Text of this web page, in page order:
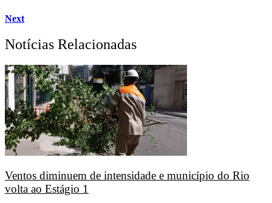
Next
Notícias Relacionadas
Ventos diminuem de intensidade e município do Rio
volta ao Estágio 1